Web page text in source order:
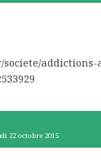
22 octobre 2015